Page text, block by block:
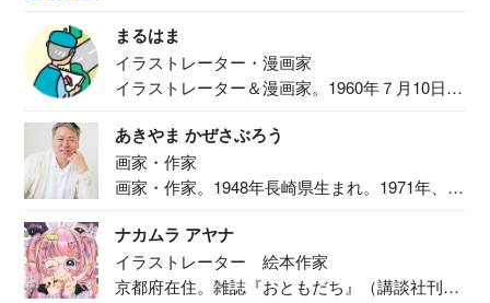
まるはま
イラストレーター・漫画家
イラストレーター＆漫画家。1960年７月10日生
あきやま かぜさぶろう
画家・作家
画家・作家。1948年長崎県生まれ。1971年、
ナカムラ アヤナ
イラストレーター 絵本作家
京都府在住。雑誌『おともだち』（講談社刊）